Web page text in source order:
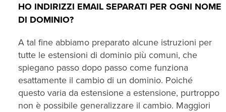
HO INDIRIZZI EMAIL SEPARATI PER OGNI NOME
DI DOMINIO?
A tal fine abbiamo preparato alcune istruzioni per
tutte le estensioni di dominio più comuni, che
spiegano passo dopo passo come funziona
esattamente il cambio di un dominio. Poiché
questo varia da estensione a estensione, purtroppo
non è possibile generalizzare il cambio. Maggiori